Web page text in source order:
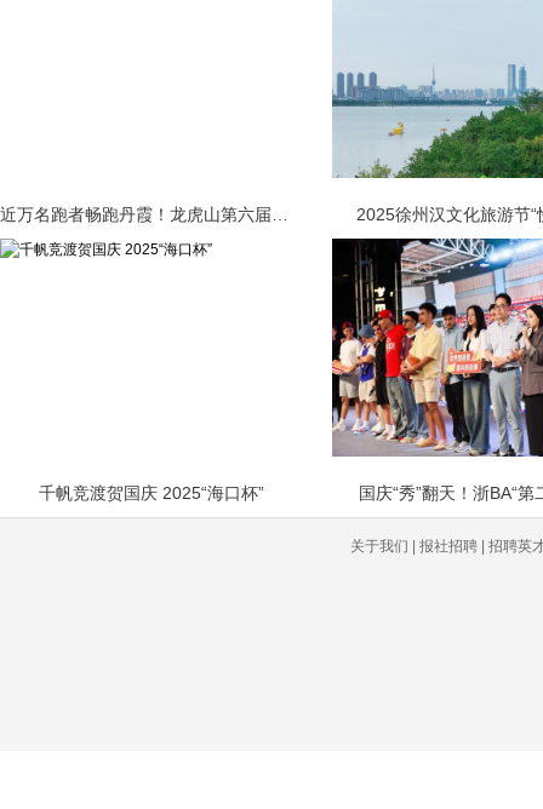
2025徐州汉文化旅游节“
千帆竞渡贺国庆 2025“海口杯” 国庆“秀”翻天！浙BA“第
关于我们 | 报社招聘 | 招聘英